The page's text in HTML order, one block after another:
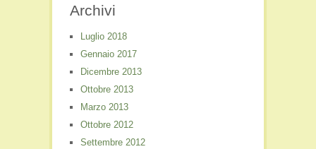
Archivi
Luglio 2018
Gennaio 2017
Dicembre 2013
Ottobre 2013
Marzo 2013
Ottobre 2012
Settembre 2012